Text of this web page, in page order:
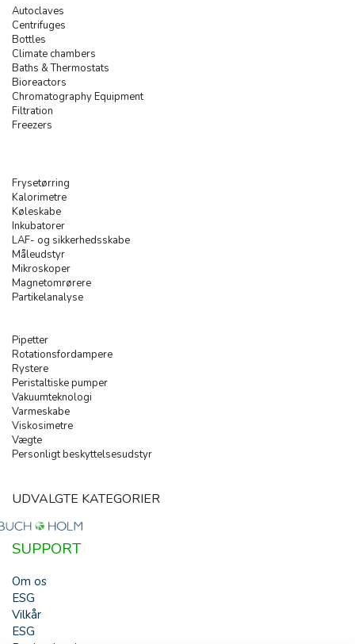
Autoclaves
Centrifuges
Bottles
Climate chambers
Baths & Thermostats
Bioreactors
Chromatography Equipment
Filtration
Freezers
Frysetørring
Kalorimetre
Køleskabe
Inkubatorer
LAF- og sikkerhedsskabe
Måleudstyr
Mikroskoper
Magnetomrørere
Partikelanalyse
Pipetter
Rotationsfordampere
Rystere
Peristaltiske pumper
Vakuumteknologi
Varmeskabe
Viskosimetre
Vægte
Personligt beskyttelsesudstyr
UDVALGTE KATEGORIER
SUPPORT
Om os
ESG
Vilkår
ESG